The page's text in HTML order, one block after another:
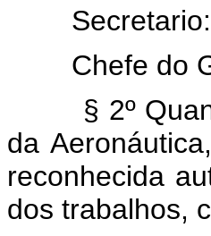
Secretario:
Chefe do
§ 2º
da
reconhecida
dos trabalhos,